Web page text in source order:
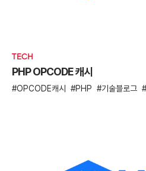
TECH
PHP OPCODE 캐시
OPCODE캐시 PHP 기술블로그